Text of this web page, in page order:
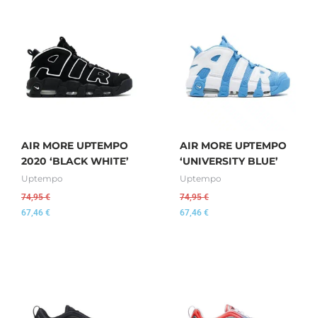
AIR MORE UPTEMPO
2020 ‘BLACK WHITE’
Uptempo
74,95€
67,46 €
AIR MORE UPTEMPO
‘UNIVERSITY BLUE’
Uptempo
74,95€
67,46 €
64,95 €.60,45 €.